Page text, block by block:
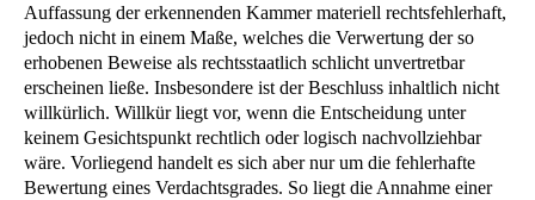
Auffassung der erkennenden Kammer materiell rechtsfehlerhaft,
jedoch nicht in einem Maße, welches die Verwertung der so
erhobenen Beweise als rechtsstaatlich schlicht unvertretbar
erscheinen ließe. Insbesondere ist der Beschluss inhaltlich nicht
willkürlich. Willkür liegt vor, wenn die Entscheidung unter
keinem Gesichtspunkt rechtlich oder logisch nachvollziehbar
wäre. Vorliegend handelt es sich aber nur um die fehlerhafte
Bewertung eines Verdachtsgrades. So liegt die Annahme einer